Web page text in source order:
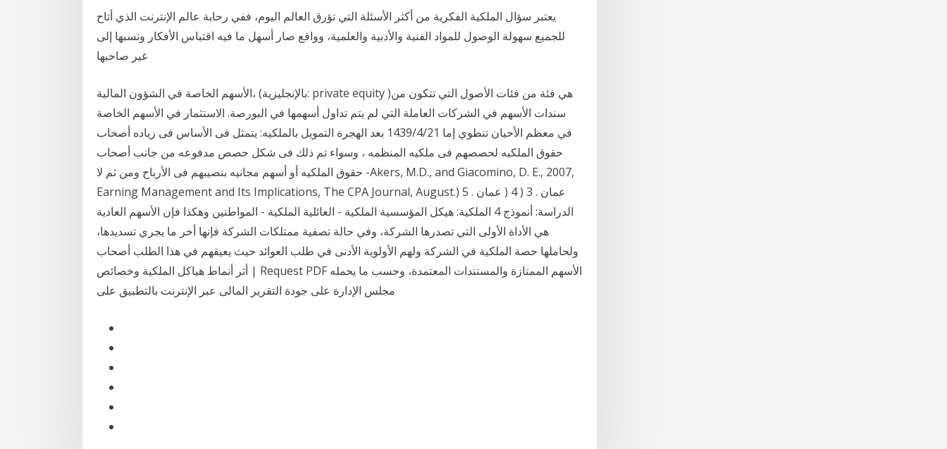
يعتبر سؤال الملكية الفكرية من أكثر الأسئلة التي تؤرق العالم اليوم، ففي رحابة عالم الإنترنت الذي أتاح
للجميع سهولة الوصول للمواد الفنية والأدبية والعلمية، وواقع صار أسهل ما فيه اقتباس الأفكار ونسبها إلى
غير صاحبها
الأسهم الخاصة في الشؤون المالية، (بالإنجليزية: private equity )‏ هي فئة من فئات الأصول التي تتكون من
سندات الأسهم في الشركات العاملة التي لم يتم تداول أسهمها في البورصة. الاستثمار في الأسهم الخاصة
في معظم الأحيان تنطوي إما 21‏‏/4‏‏/1439 بعد الهجرة التمويل بالملكيه: يتمثل فى الأساس فى زياده أصحاب
حقوق الملكيه لحصصهم فى ملكيه المنظمه ، وسواء تم ذلك فى شكل حصص مدفوعه من جانب أصحاب
حقوق الملكيه أو أسهم مجانيه بنصيبهم فى الأرباح ومن ثم لا -Akers, M.D., and Giacomino, D. E., 2007,
Earning Management and Its Implications, The CPA Journal, August.‫عمان‬ . 3 ( 4 ( ‫عمان‬ . 5 (
‫الدراسة:‬ ‫أنموذج‬ 4 ‫الملكية:‬ ‫هيكل‬ ‫المؤسسية‬ ‫الملكية‬ - ‫العائلية‬ ‫الملكية‬ - ‫المواطنين وهكذا فإن الأسهم العادية
هي الأداة الأولى التي تصدرها الشركة، وفي حالة تصفية ممتلكات الشركة فإنها أخر ما يجري تسديدها،
ولحاملها حصة الملكية في الشركة ولهم الأولوية الأدنى في طلب العوائد حيث يعيقهم في هذا الطلب أصحاب
الأسهم الممتازة والمستندات المعتمدة، وحسب ما يحمله Request PDF | أثر أنماط هياكل الملكية وخصائص
مجلس الإدارة على جودة التقرير المالى عبر الإنترنت بالتطبيق على